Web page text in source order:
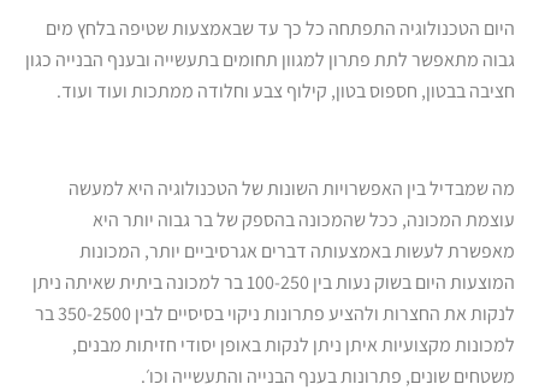
היום הטכנולוגיה התפתחה כל כך עד שבאמצעות שטיפה בלחץ מים
גבוה מתאפשר לתת פתרון למגוון תחומים בתעשייה ובענף הבנייה כגון
חציבה בבטון, חספוס בטון, קילוף צבע וחלודה ממתכות ועוד ועוד.
מה שמבדיל בין האפשרויות השונות של הטכנולוגיה היא למעשה
עוצמת המכונה, ככל שהמכונה בהספק של בר גבוה יותר היא
מאפשרת לעשות באמצעותה דברים אגרסיביים יותר, המכונות
המוצעות היום בשוק נעות בין 100-250 בר למכונה ביתית שאיתה ניתן
לנקות את החצרות ולהציע פתרונות ניקוי בסיסיים לבין 350-2500 בר
למכונות מקצועיות איתן ניתן לנקות באופן יסודי חזיתות מבנים,
משטחים שונים, פתרונות בענף הבנייה והתעשייה וכו׳.